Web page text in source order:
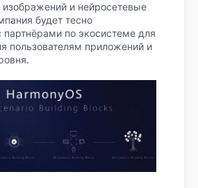
и нейросетевые
будет тесно
партнёрами по экосистеме для
пользователям приложений и